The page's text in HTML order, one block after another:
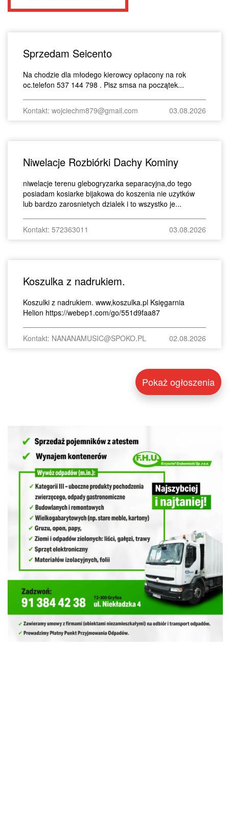
Sprzedam Seicento
Na chodzie dla młodego kierowcy opłacony na rok
oc.telefon 537 144 798 . Pisz smsa na początek...
Kontakt: wojciechm879@gmail.com 03.08.2026
Niwelacje Rozbiórki Dachy Kominy
niwelacje terenu glebogryzarka separacyjna,do tego
posiadam kosiarke bijakowa do koszenia nie uzytków
lub bardzo zarosnietych dzialek i to wszystko je...
Kontakt: 572363011 03.08.2026
Koszulka z nadrukiem.
Koszulki z nadrukiem. www,koszulka.pl Księgarnia
Helion https://webep1.com/go/551d9faa87
Kontakt: NANANAMUSIC@SPOKO.PL 02.08.2026
Pokaż ogłoszenia